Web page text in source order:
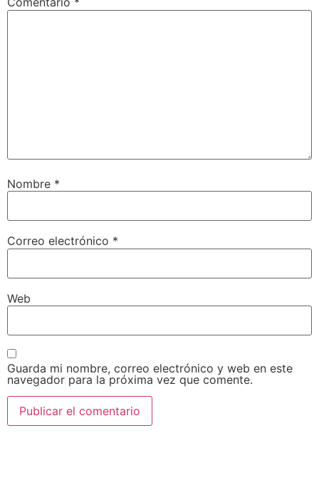
Nombre *
Correo electrónico *
Web
Guarda mi nombre, correo electrónico y web en este
navegador para la próxima vez que comente.